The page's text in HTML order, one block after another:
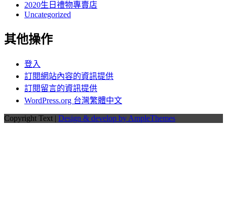
2020生日禮物專賣店
Uncategorized
其他操作
登入
訂閱網站內容的資訊提供
訂閱留言的資訊提供
WordPress.org 台灣繁體中文
Copyright Text | Design & develop by AmpleThemes